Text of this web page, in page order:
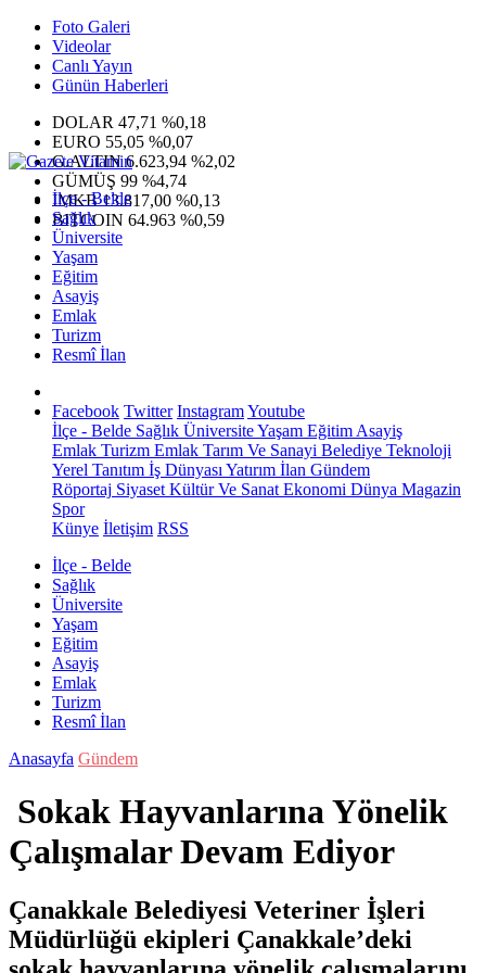
Foto Galeri
Videolar
Canlı Yayın
Günün Haberleri
DOLAR 47,71 %0,18
EURO 55,05 %0,07
G.ALTIN6.623,94 %2,02
GÜMÜŞ 99 %4,74
IMKB13.817,00 %0,13
BITCOIN 64.963 %0,59
İlçe - Belde
Sağlık
Üniversite
Yaşam
Eğitim
Asayiş
Emlak
Turizm
Resmî İlan
Facebook Twitter InstagramYoutube
İlçe - Belde Sağlık ÜniversiteYaşam Eğitim Asayiş
Emlak Turizm Emlak Tarım Ve Sanayi Belediye Teknoloji
Yerel Tanıtım İş Dünyası Yatırım İlan Gündem
Röportaj Siyaset Kültür Ve Sanat Ekonomi Dünya Magazin
Spor
Künye İletişim RSS
İlçe - Belde
Sağlık
Üniversite
Yaşam
Eğitim
Asayiş
Emlak
Turizm
Resmî İlan
Anasayfa Gündem
Sokak Hayvanlarına Yönelik
Çalışmalar Devam Ediyor
Çanakkale Belediyesi Veteriner İşleri
Müdürlüğü ekipleri Çanakkale’deki